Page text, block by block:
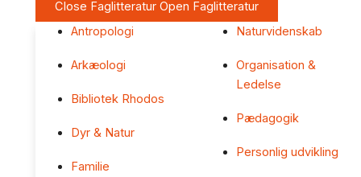
Close Faglitteratur Open Faglitteratur
Antropologi
Arkæologi
Bibliotek Rhodos
Dyr & Natur
Familie
Naturvidenskab
Organisation &
Ledelse
Pædagogik
Personlig udvikling